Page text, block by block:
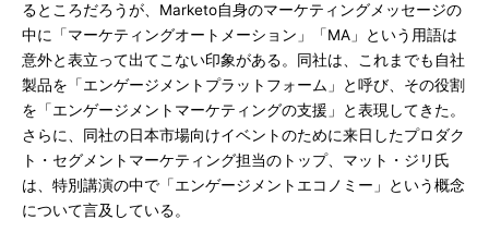
るところだろうが、Marketo自身のマーケティングメッセージの
中に「マーケティングオートメーション」「MA」という用語は
意外と表立って出てこない印象がある。同社は、これまでも自社
製品を「エンゲージメントプラットフォーム」と呼び、その役割
を「エンゲージメントマーケティングの支援」と表現してきた。
さらに、同社の日本市場向けイベントのために来日したプロダク
ト・セグメントマーケティング担当のトップ、マット・ジリ氏
は、特別講演の中で「エンゲージメントエコノミー」という概念
について言及している。